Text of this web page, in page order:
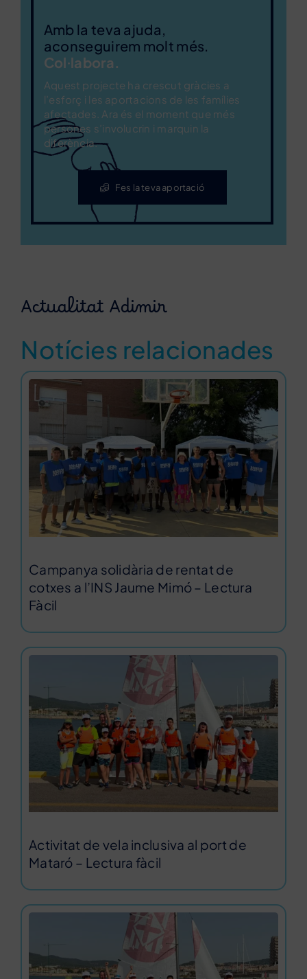
Amb la teva ajuda,
aconseguirem molt més.
Col·labora.
Aquest projecte ha crescut gràcies a
l’esforç i les aportacions de les famílies
afectades. Ara és el moment que més
persones s’involucrin i marquin la
diferència.
Fes la teva aportació
Actualitat Adimir
Notícies relacionades
Campanya solidària de rentat de
cotxes a l’INS Jaume Mimó – Lectura
Fàcil
Activitat de vela inclusiva al port de
Mataró – Lectura fàcil